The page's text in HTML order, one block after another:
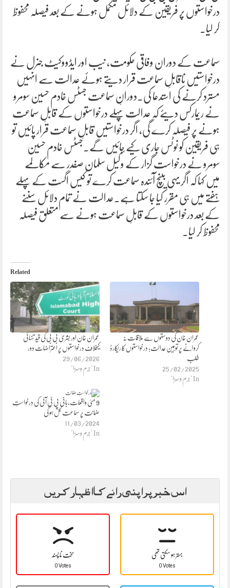
درخواستوں پر فریقین کے دلائل مکمل ہونے کے بعد فیصلہ محفوظ
کر لیا۔
سماعت کے دوران وفاقی حکومت، نیب اور ایڈووکیٹ جنرل نے
درخواستیں ناقابلِ سماعت قرار دیتے ہوئے عدالت سے انہیں
مسترد کرنے کی استدعا کی۔دورانِ سماعت جسٹس خادم حسین سومرو
نے ریمارکس دیئے کہ عدالت پہلے درخواستوں کے قابلِ سماعت
ہونے پر فیصلہ کرے گی، اگر درخواستیں قابلِ سماعت قرار پائیں تو
ہی فریقین کو نوٹس جاری کیے جائیں گے۔جسٹس خادم حسین
سومرو نے درخواست گزار کے وکیل سلمان صفدر سے مکالمے
میں کہا کہ اگر یہی بینچ آئندہ سماعت کرے تو کیس اگست کے پہلے
ہفتے میں ہی مقرر کیا جا سکتا ہے۔عدالت نے تمام دلائل سننے
کے بعد درخواستوں کے قابلِ سماعت ہونے سے متعلق فیصلہ
محفوظ کر لیا۔
Related
عمران خان اور بشریٰ بی بی کی قیدِ تنہائی
کیخلاف درخواستوں پر اعتراضات دور
29/06/2026
In "جرم وسزا"
عمران خان کی دوستوں سے ملاقات نہ
کروانے پر توہین عدالت؛ درخواستوں کا ریکارڈ
طلب
25/02/2025
In "جرم وسزا"
9 مئی واقعات،بانی پی ٹی آئی کی درخواستِ
ضمانت پر سماعت کل ہو گی
11/03/2024
In "جرم وسزا"
اس خبر پر اپنی رائے کا اظہار کریں
سخت نا پسند
0 Votes
بہتر ہو سکتی تھی
0 Votes